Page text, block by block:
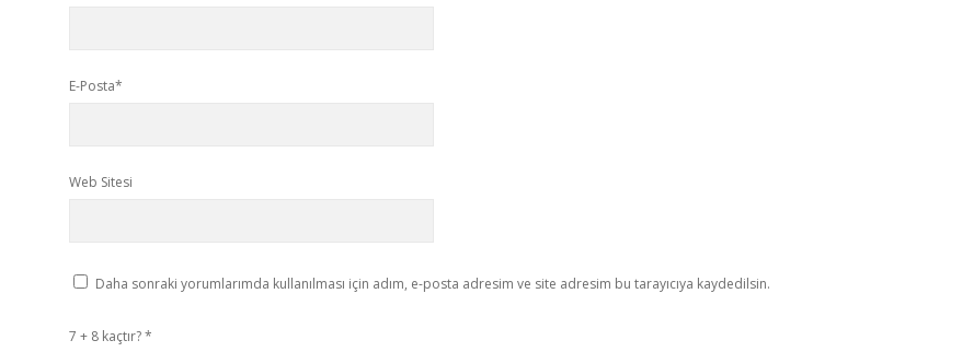
E-Posta*
Web Sitesi
Daha sonraki yorumlarımda kullanılması için adım, e-posta adresim ve site adresim bu tarayıcıya kaydedilsin.
7 + 8 kaçtır?*